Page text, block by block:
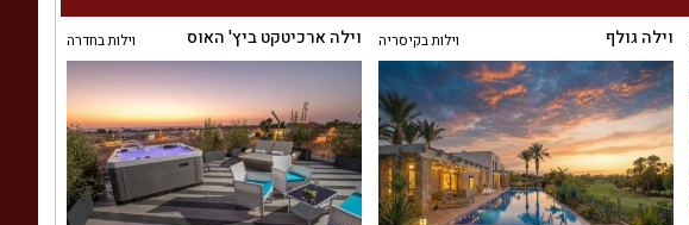
וילה גולף וילות בקיסריה וילה ארכיטקט ביץ' האוס וילות בחדרה